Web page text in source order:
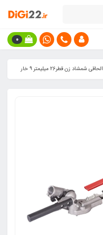
0
الحاقی شمشاد زن قطر26 میلیمتر 9 خار